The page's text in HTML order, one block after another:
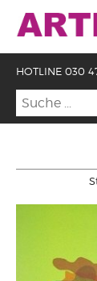
HOTLINE 030